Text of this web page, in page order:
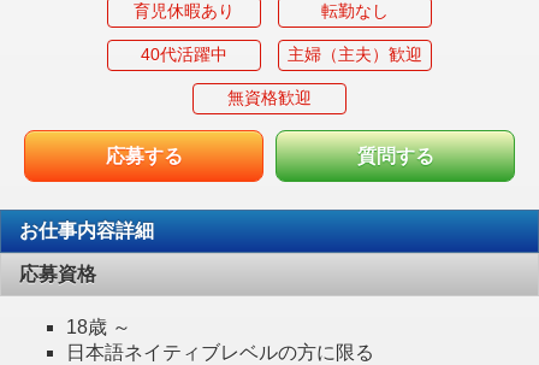
育児休暇あり 転勤なし
40代活躍中 主婦（主夫）歓迎
無資格歓迎
応募する 質問する
お仕事内容詳細
応募資格
18歳 ～
日本語ネイティブレベルの方に限る